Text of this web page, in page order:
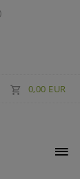
0,00 EUR